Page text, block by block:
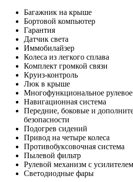
Багажник на крыше
Бортовой компьютер
Гарантия
Датчик света
Иммобилайзер
Колеса из легкого сплава
Комплект громкой связи
Круиз-контроль
Люк в крыше
Многофункциональное рулевое
Навигационная система
Передние, боковые и
безопасности
Подогрев сидений
Привод на четыре колеса
Противобуксовочная система
Пылевой фильтр
Рулевой механизм с усилителем
Светодиодные фары